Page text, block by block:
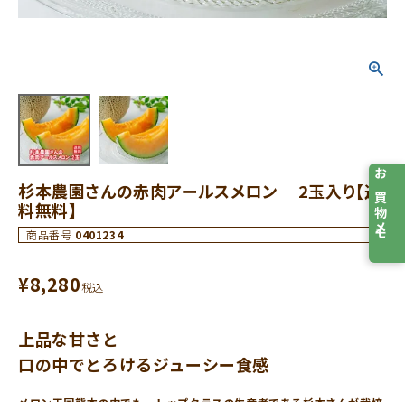
杉本農園さんの赤肉アールスメロン 2玉入り【送
料無料】
商品番号 0401234
¥8,280税込
上品な甘さと
口の中でとろけるジューシー食感
お買物メモ